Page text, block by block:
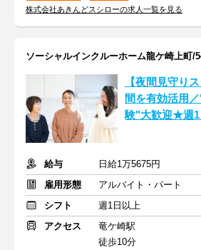
株式会社あきんどスシローの求人一覧を見る
ソーシャルインクルーホーム龍ケ崎上町/
【夜間見守り
間を有効活用
験"大歓迎★週
給与
日給1万5675円
雇用形態
アルバイト・パート
シフト
週1日以上
アクセス
竜ケ崎駅
徒歩10分